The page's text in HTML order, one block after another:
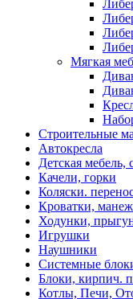
Мягкая
Строительные
Автокресла
Детская мебель,
Качели, горки
Коляски.
Кроватки,
Ходунки,
Игрушки
Наушники
Системные
Блоки, кирпич.
Котлы, Печи,